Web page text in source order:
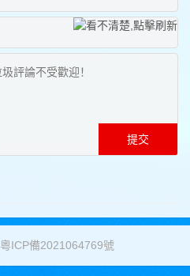
粵ICP備2021064769號